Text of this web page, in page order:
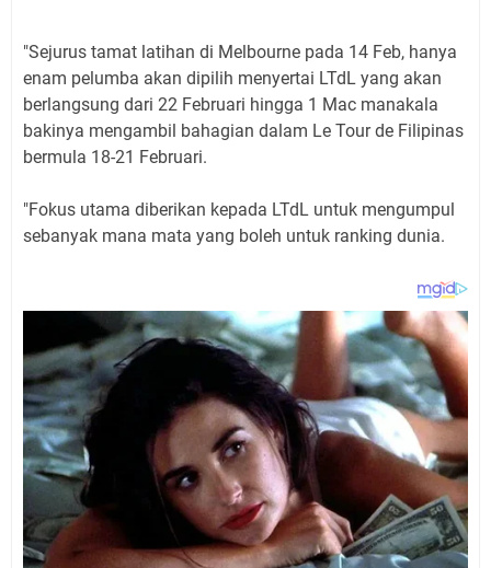
"Sejurus tamat latihan di Melbourne pada 14 Feb, hanya
enam pelumba akan dipilih menyertai LTdL yang akan
berlangsung dari 22 Februari hingga 1 Mac manakala
bakinya mengambil bahagian dalam Le Tour de Filipinas
bermula 18-21 Februari.
"Fokus utama diberikan kepada LTdL untuk mengumpul
sebanyak mana mata yang boleh untuk ranking dunia.